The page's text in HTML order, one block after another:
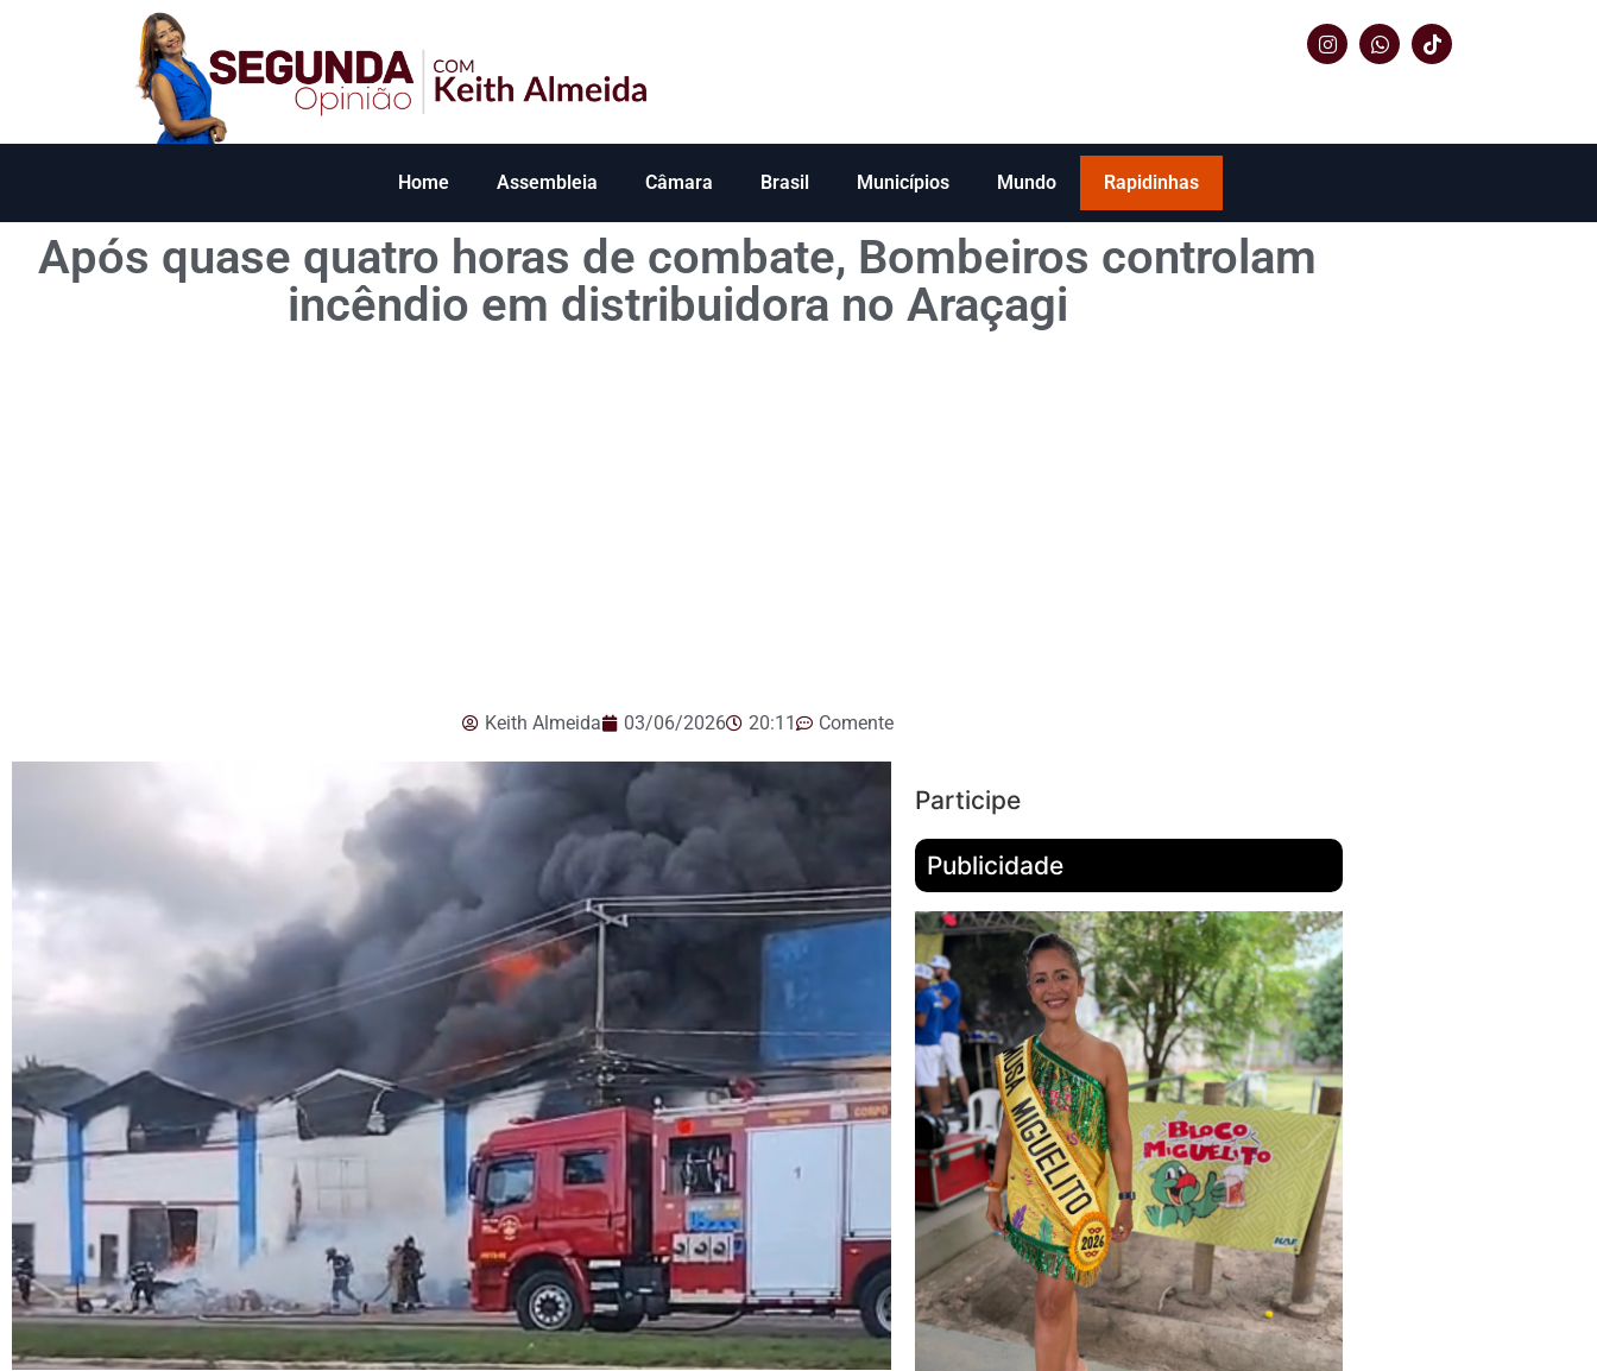
Home Assembleia Câmara Brasil Municípios Mundo Rapidinhas
Após quase quatro horas de combate, Bombeiros controlam
incêndio em distribuidora no Araçagi
Keith Almeida 03/06/2026 20:11 Comente
Participe
Publicidade